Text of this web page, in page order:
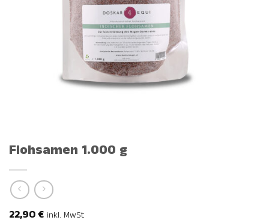
Flohsamen 1.000 g
22,90€ inkl. MwSt